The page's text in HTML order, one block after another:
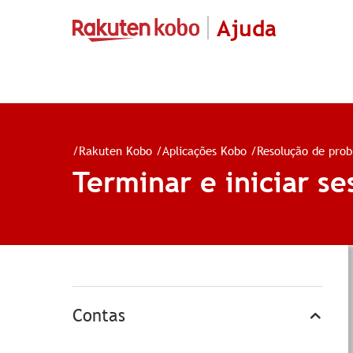
Ajuda
/Rakuten Kobo /Aplicações Kobo /Resolução de
Terminar e iniciar
Contas